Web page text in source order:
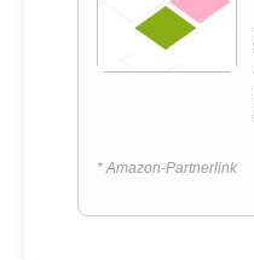
* Amazon-Partnerlink